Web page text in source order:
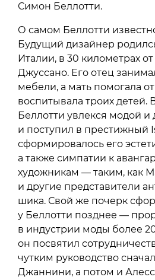
Симон Беллотти.
О самом Беллотти
Будущий дизайнер
Италии, в 30 километрах
Джуссано. Его отец
мебели, а мать помогала
воспитывала троих детей.
Беллотти увлекся модой и
и поступил в престижный
сформировалось его
а также симпатии к
художникам — таким, как
и другие представители
шика. Свой же почерк
у Беллотти позднее —
в индустрии моды более
он посвятил
чутким руководство
Джаннини, а потом и